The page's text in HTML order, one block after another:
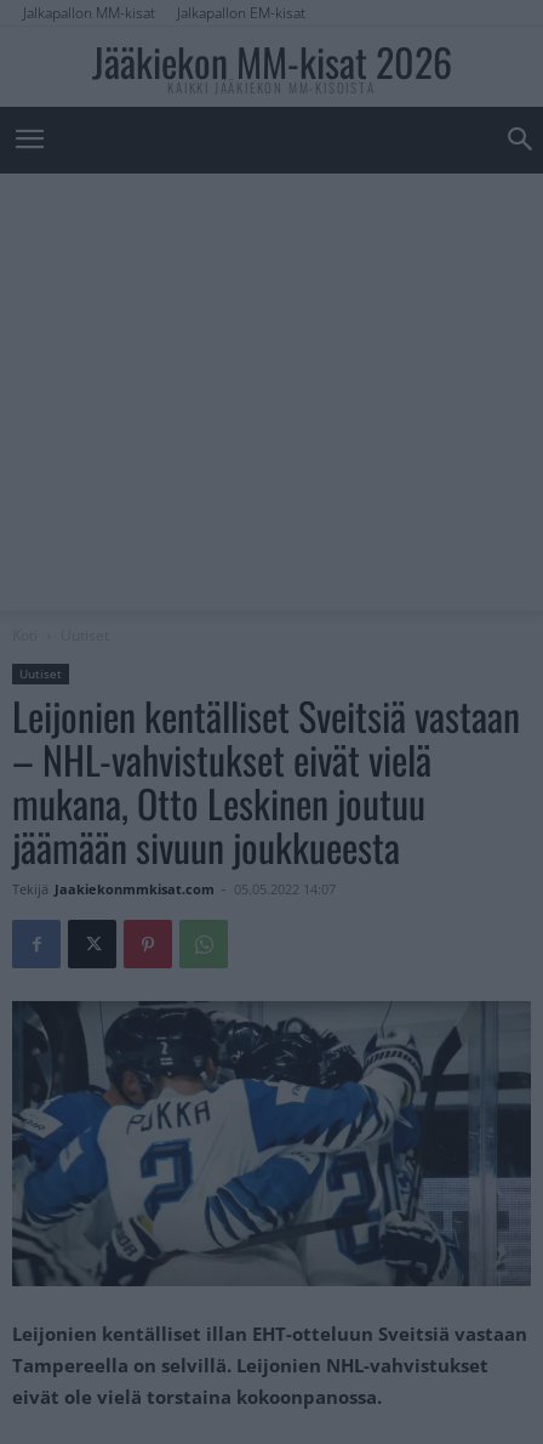
Jalkapallon MM-kisat Jalkapallon EM-kisat
Jääkiekon MM-kisat 2026
KAIKKI JÄÄKIEKON MM-KISOISTA
Uutiset
Leijonien kentälliset Sveitsiä vastaan
– NHL-vahvistukset eivät vielä
mukana, Otto Leskinen joutuu
jäämään sivuun joukkueesta
Tekijä Jaakiekonmmkisat.com - 05.05.2022 14:07
Leijonien kentälliset illan EHT-otteluun Sveitsiä vastaan
Tampereella on selvillä. Leijonien NHL-vahvistukset
eivät ole vielä torstaina kokoonpanossa.